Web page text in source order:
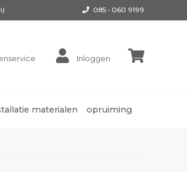
) 085 - 060 9199
Inloggen
materialen opruiming